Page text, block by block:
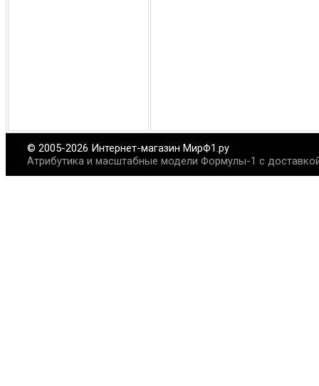
© 2005-2026 Интернет-магазин МирФ1.ру
Атрибутика и масштабные модели Формулы-1 с